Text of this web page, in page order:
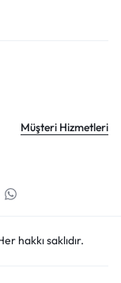
Müşteri Hizmetleri
hakkı saklıdır.